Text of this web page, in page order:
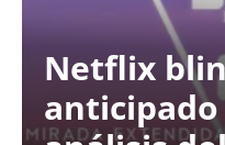
Netflix
anticipado